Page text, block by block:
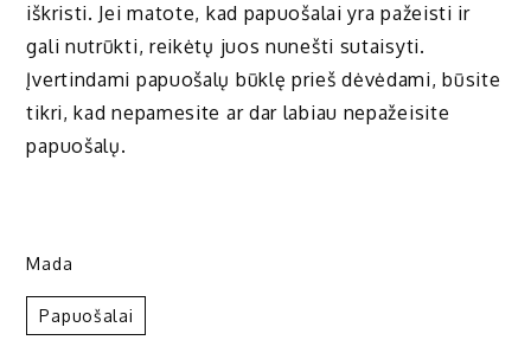
iškristi. Jei matote, kad papuošalai yra pažeisti ir
gali nutrūkti, reikėtų juos nunešti sutaisyti.
Įvertindami papuošalų būklę prieš dėvėdami, būsite
tikri, kad nepamesite ar dar labiau nepažeisite
papuošalų.
Mada
Papuošalai